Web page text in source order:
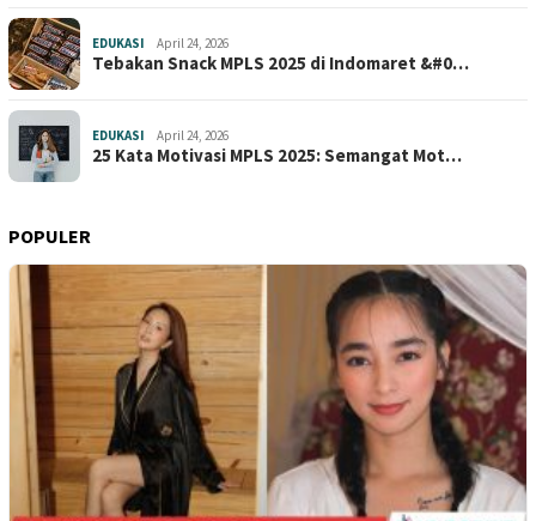
EDUKASI April 24, 2026
Tebakan Snack MPLS 2025 di Indomaret &#0…
EDUKASI April 24, 2026
25 Kata Motivasi MPLS 2025: Semangat Mot…
POPULER